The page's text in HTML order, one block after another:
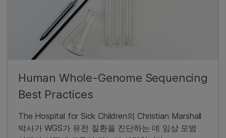
Human Whole-Genome Sequencing
Best Practices
The Hospital for Sick Children의 Christian Marshall
박사가 WGS가 유전 질환을 진단하는 데 임상 모범